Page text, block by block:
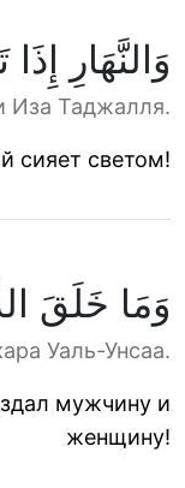
وَالنَّهَارِ
Иза Таджалля.
сияет светом!
وَمَا خَلَقَ
Уаль-Унсаа.
мужчину и
женщину!